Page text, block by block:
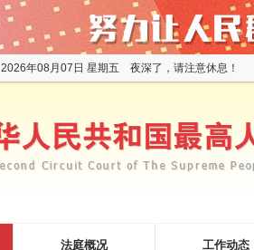
2026年08月07日 星期五 夜深了，请注意休息！
法庭概况 工作动态